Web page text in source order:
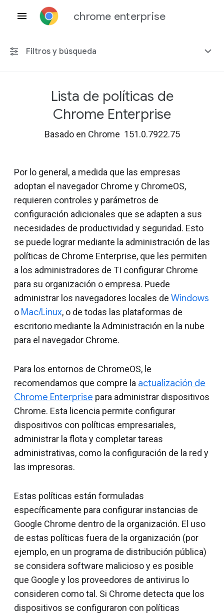
chrome enterprise
Filtros y búsqueda
Cualquier plataforma
Chrome 151
Incluir políticas obsoletas
Lista de políticas de
Chrome Enterprise
Basado en Chrome 151.0.7922.75
Por lo general, a medida que las empresas
adoptan el navegador Chrome y ChromeOS,
requieren controles y parámetros de
configuración adicionales que se adapten a sus
necesidades de productividad y seguridad. Esto
se puede lograr mediante la administración de las
políticas de Chrome Enterprise, que les permiten
a los administradores de TI configurar Chrome
para su organización o empresa. Puede
administrar los navegadores locales de Windows
o Mac/Linux, o de todas las plataformas de
escritorio mediante la Administración en la nube
para el navegador Chrome.
Para los entornos de ChromeOS, le
recomendamos que compre la actualización de
Chrome Enterprise para administrar dispositivos
Chrome. Esta licencia permite configurar
dispositivos con políticas empresariales,
administrar la flota y completar tareas
administrativas, como la configuración de la red y
las impresoras.
Estas políticas están formuladas
específicamente para configurar instancias de
Google Chrome dentro de la organización. El uso
de estas políticas fuera de la organización (por
ejemplo, en un programa de distribución pública)
se considera software malicioso y es posible
que Google y los proveedores de antivirus lo
consideren como tal. Si Chrome detecta que los
dispositivos se configuraron con políticas